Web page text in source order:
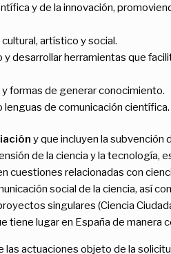
y de la innovación,
artístico y social.
desarrollar herramientas que
formas de generar conocimiento.
de comunicación científica.
y que incluyen la subvención
de la ciencia y la tecnología,
relacionadas con
social de la ciencia, así
singulares (Ciencia
tiene lugar en España de manera
las actuaciones objeto de la